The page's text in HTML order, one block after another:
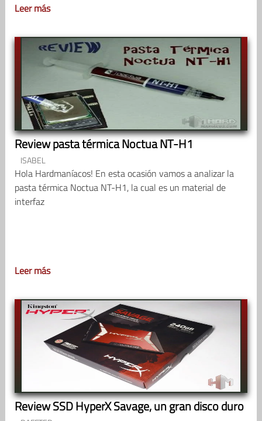
Leer más
Review pasta térmica Noctua NT-H1
ISABEL
Hola Hardmaníacos! En esta ocasión vamos a analizar la
pasta térmica Noctua NT-H1, la cual es un material de
interfaz
Leer más
Review SSD HyperX Savage, un gran disco duro